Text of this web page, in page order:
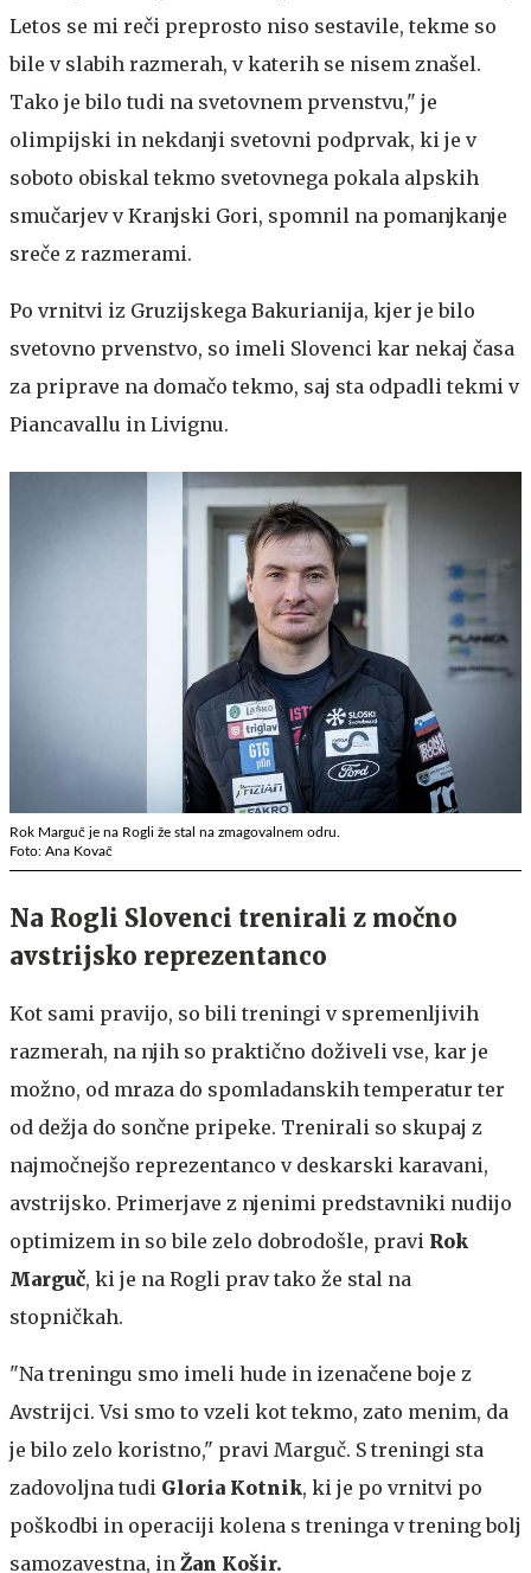
Letos se mi reči preprosto niso sestavile, tekme so
bile v slabih razmerah, v katerih se nisem znašel.
Tako je bilo tudi na svetovnem prvenstvu," je
olimpijski in nekdanji svetovni podprvak, ki je v
soboto obiskal tekmo svetovnega pokala alpskih
smučarjev v Kranjski Gori, spomnil na pomanjkanje
sreče z razmerami.
Po vrnitvi iz Gruzijskega Bakurianija, kjer je bilo
svetovno prvenstvo, so imeli Slovenci kar nekaj časa
za priprave na domačo tekmo, saj sta odpadli tekmi v
Piancavallu in Livignu.
Rok Marguč je na Rogli že stal na zmagovalnem odru.
Foto: Ana Kovač
Na Rogli Slovenci trenirali z močno
avstrijsko reprezentanco
Kot sami pravijo, so bili treningi v spremenljivih
razmerah, na njih so praktično doživeli vse, kar je
možno, od mraza do spomladanskih temperatur ter
od dežja do sončne pripeke. Trenirali so skupaj z
najmočnejšo reprezentanco v deskarski karavani,
avstrijsko. Primerjave z njenimi predstavniki nudijo
optimizem in so bile zelo dobrodošle, pravi Rok
Marguč, ki je na Rogli prav tako že stal na
stopničkah.
"Na treningu smo imeli hude in izenačene boje z
Avstrijci. Vsi smo to vzeli kot tekmo, zato menim, da
je bilo zelo koristno," pravi Marguč. S treningi sta
zadovoljna tudi Gloria Kotnik, ki je po vrnitvi po
poškodbi in operaciji kolena s treninga v trening bolj
samozavestna, in Žan Košir.